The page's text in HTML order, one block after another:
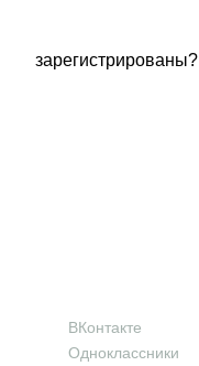
ВКонтакте
Одноклассники
зарегистрированы?